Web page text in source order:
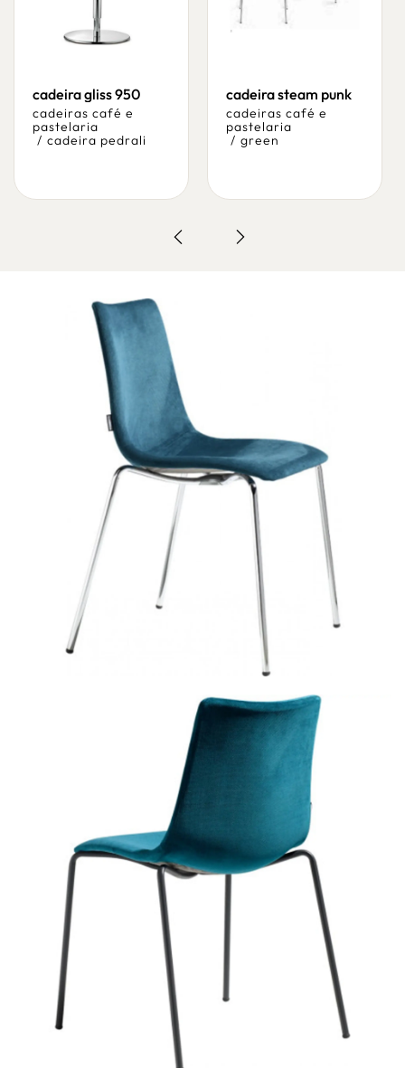
cadeira gliss 950
cadeiras café e
pastelaria
/ cadeira pedrali
cadeira steam punk
cadeiras café e
pastelaria
/ green